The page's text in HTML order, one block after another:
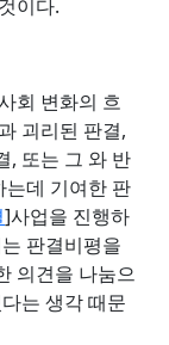
이다.
회 변화의 흐
괴리된 판결,
, 또는 그 와 반
데 기여한 판
]사업을 진행하
판결비평을
의견을 나눔으
는 생각 때문